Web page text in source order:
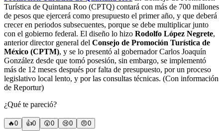
Turística de Quintana Roo (CPTQ) contará con más de 700 millones
de pesos que ejercerá como presupuesto el primer año, y que deberá
crecer en periodos subsecuentes, porque se debe multiplicar junto
con el gobierno federal. El diseño lo hizo Rodolfo López Negrete,
anterior director general del Consejo de Promoción Turística de
México (CPTM), y se lo presentó al gobernador Carlos Joaquín
González desde que tomó posesión, sin embargo, se implementó
más de 12 meses después por falta de presupuesto, por un proceso
legislativo local lento, y por las consultas técnicas. (Con información
de Reportur)
¿Qué te pareció?
🔥0 👍0 😲0 😢0 😠0